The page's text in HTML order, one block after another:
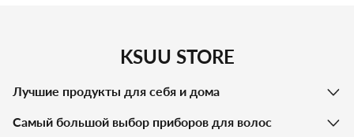
KSUU STORE
Лучшие продукты для себя и дома
Самый большой выбор приборов для волос